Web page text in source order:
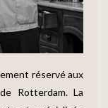
réservé aux
Rotterdam. La